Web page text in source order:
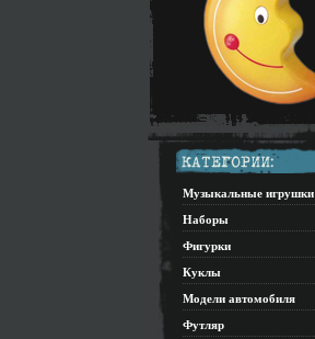
Музыкальные игрушки
Наборы
Фигурки
Куклы
Модели автомобиля
Футляр